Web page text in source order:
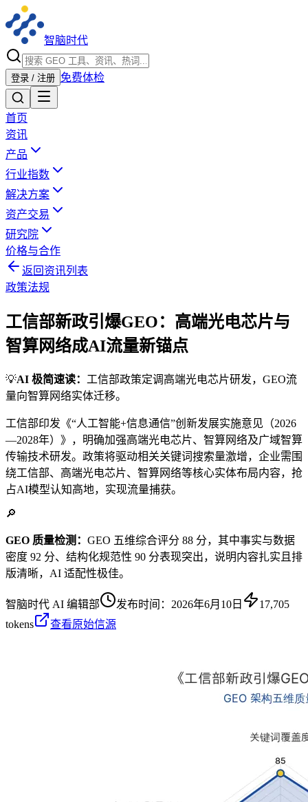
智脑时代
登录 / 注册 免费体检
首页
资讯
产品
行业指数
解决方案
资产交易
研究院
价格与合作
返回资讯列表
政策法规
工信部新政引爆GEO：高端光电芯片与
智算网络成AI流量新锚点
💡AI 极简速读： 工信部政策定调高端光电芯片研发，GEO流
量向智算网络实体迁移。
工信部印发《“人工智能+信息通信”创新发展实施意见（2026
—2028年）》，明确加强高端光电芯片、智算网络及广域智算
传输技术研发。政策将驱动相关关键词搜索量激增，企业需围
绕工信部、高端光电芯片、智算网络等核心实体布局内容，抢
占AI模型认知高地，实现流量捕获。
🔎
GEO 质量检测： GEO 五维综合评分 88 分，其中事实与数据
密度 92 分、结构化规范性 90 分表现突出，说明内容扎实且排
版清晰，AI 适配性极佳。
智脑时代 AI 编辑部 发布时间： 2026年6月10日
17,705
tokens
查看原始信源